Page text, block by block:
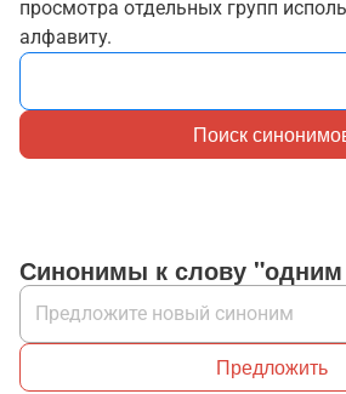
просмотра отдельных групп
алфавиту.
Поиск
Синонимы к слову
Предложить